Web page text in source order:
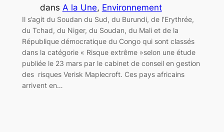
dans A la Une, Environnement
Il s’agit du Soudan du Sud, du Burundi, de l’Erythrée,
du Tchad, du Niger, du Soudan, du Mali et de la
République démocratique du Congo qui sont classés
dans la catégorie « Risque extrême »selon une étude
publiée le 23 mars par le cabinet de conseil en gestion
des risques Verisk Maplecroft. Ces pays africains
arrivent en…